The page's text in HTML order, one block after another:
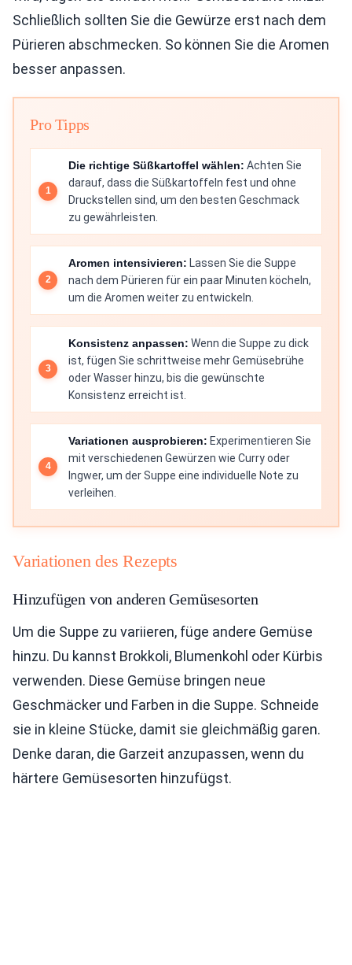
Schließlich sollten Sie die Gewürze erst nach dem
Pürieren abschmecken. So können Sie die Aromen
besser anpassen.
Pro Tipps
Die richtige Süßkartoffel wählen: Achten Sie
darauf, dass die Süßkartoffeln fest und ohne
Druckstellen sind, um den besten Geschmack
zu gewährleisten.
Aromen intensivieren: Lassen Sie die Suppe
nach dem Pürieren für ein paar Minuten köcheln,
um die Aromen weiter zu entwickeln.
Konsistenz anpassen: Wenn die Suppe zu dick
ist, fügen Sie schrittweise mehr Gemüsebrühe
oder Wasser hinzu, bis die gewünschte
Konsistenz erreicht ist.
Variationen ausprobieren: Experimentieren Sie
mit verschiedenen Gewürzen wie Curry oder
Ingwer, um der Suppe eine individuelle Note zu
verleihen.
Variationen des Rezepts
Hinzufügen von anderen Gemüsesorten
Um die Suppe zu variieren, füge andere Gemüse
hinzu. Du kannst Brokkoli, Blumenkohl oder Kürbis
verwenden. Diese Gemüse bringen neue
Geschmäcker und Farben in die Suppe. Schneide
sie in kleine Stücke, damit sie gleichmäßig garen.
Denke daran, die Garzeit anzupassen, wenn du
härtere Gemüsesorten hinzufügst.